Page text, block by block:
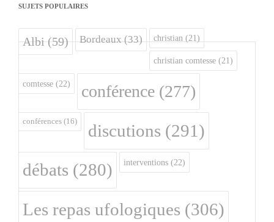
SUJETS POPULAIRES
Albi(59) Bordeaux(33) christian (21)
christian comtesse (21)
comtesse (22) conférence (277)
conférences (16) discutions (291)
débats (280) interventions (22)
Les repas ufologiques (306)